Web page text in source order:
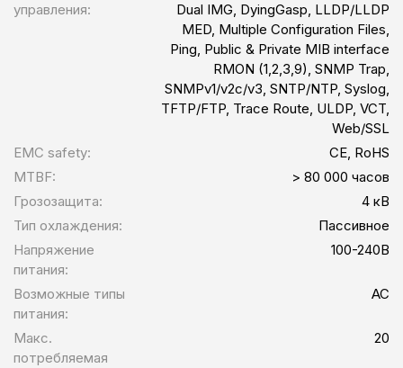
управления:
Dual IMG, DyingGasp, LLDP/LLDP
MED, Multiple Configuration Files,
Ping, Public & Private MIB interface
RMON (1,2,3,9), SNMP Trap,
SNMPv1/v2c/v3, SNTP/NTP, Syslog,
TFTP/FTP, Trace Route, ULDP, VCT,
Web/SSL
EMC safety:
CE, RoHS
MTBF:
> 80 000 часов
Грозозащита:
4 кВ
Тип охлаждения:
Пассивное
Напряжение
питания:
100-240В
Возможные типы
питания:
AC
Макс.
потребляемая
20